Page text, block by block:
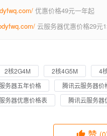
优惠价格49元一年起
云服务器优惠价格29元
2核2G4M 2核4G5M 4
务器五年价格 腾讯云服务器价
务器优惠价格表 腾讯云服务器